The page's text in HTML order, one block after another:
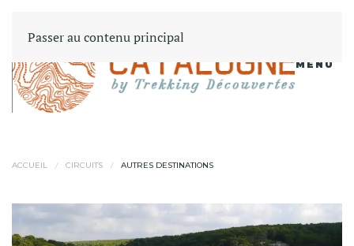
Passer au contenu principal
MENU
ACCUEIL CIRCUITS AUTRES DESTINATIONS